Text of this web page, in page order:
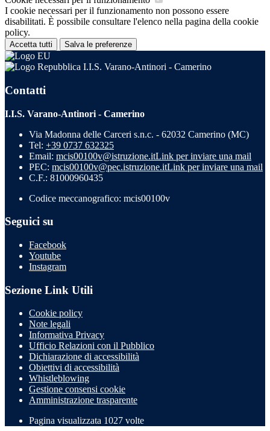
I cookie necessari per il funzionamento non possono essere
disabilitati. È possibile consultare l'elenco nella pagina della cookie
policy.
Accetta tutti Salva le preferenze
I.I.S. Varano-Antinori - Camerino
Contatti
I.I.S. Varano-Antinori - Camerino
Via Madonna delle Carceri s.n.c. - 62032 Camerino (MC)
Tel: +39 0737 632325
Email: mcis00100v@istruzione.itLink per inviare una mail
PEC: mcis00100v@pec.istruzione.itLink per inviare una mail
C.F.: 81000960435
Codice meccanografico: mcis00100v
Seguici su
Facebook
Youtube
Instagram
Sezione Link Utili
Cookie policy
Note legali
Informativa Privacy
Ufficio Relazioni con il Pubblico
Dichiarazione di accessibilità
Obiettivi di accessibilità
Whistleblowing
Gestione consensi cookie
Amministrazione trasparente
Pagina visualizzata 1027 volte